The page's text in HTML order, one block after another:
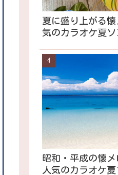
夏に盛り上がる
気のカラオケ夏
昭和・平成の懐
人気のカラオケ